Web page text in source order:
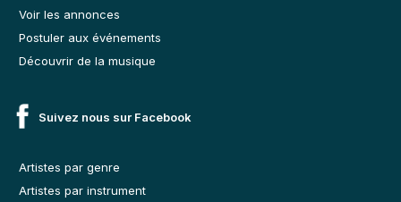
Voir les annonces
Postuler aux événements
Découvrir de la musique
Suivez nous sur Facebook
Artistes par genre
Artistes par instrument